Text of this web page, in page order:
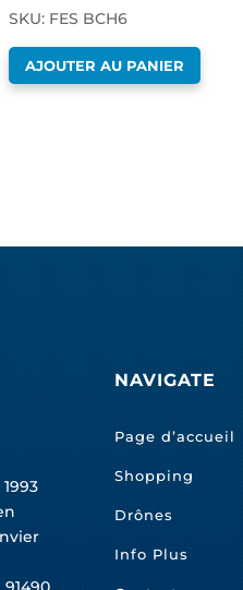
SKU: FES BCH6
AJOUTER AU PANIER
NAVIGATE
Page d’accueil
Shopping
Drônes
Info Plus